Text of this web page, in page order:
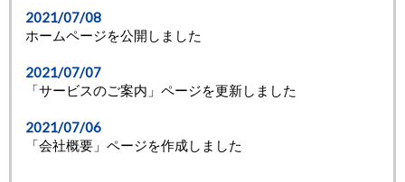
2021/07/08
ホームページを公開しました
2021/07/07
「サービスのご案内」ページを更新しました
2021/07/06
「会社概要」ページを作成しました